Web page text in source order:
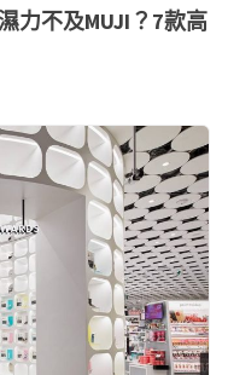
力不及MUJI？7款高